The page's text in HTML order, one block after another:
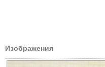
Изображения